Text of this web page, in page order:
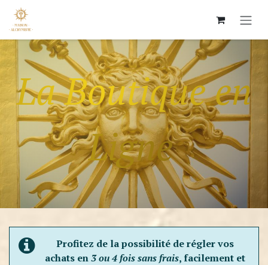
Skip to Content
La Boutique en
Ligne
Profitez de la possibilité de régler vos
achats en3 ou 4 fois sans frais, facilement et